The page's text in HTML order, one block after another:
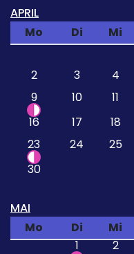
APRIL
Mo
Di Mi
2
3 4
9
10 11
16
17 18
23
24 25
30
MAI
Mo
Di Mi
1
2